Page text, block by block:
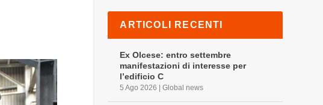
ARTICOLI RECENTI
Ex Olcese: entro settembre
manifestazioni di interesse per
l’edificio C
5 Ago 2026 |Global news